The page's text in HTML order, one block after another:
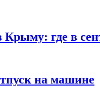
где в
на машине